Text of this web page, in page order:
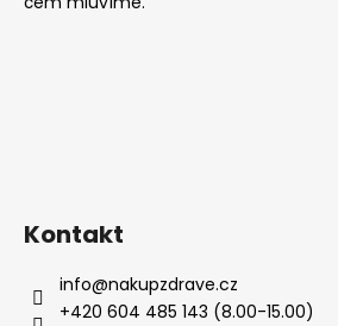
Kontakt
info@nakupzdrave.cz
+420 604 485 143 (8.00-15.00)